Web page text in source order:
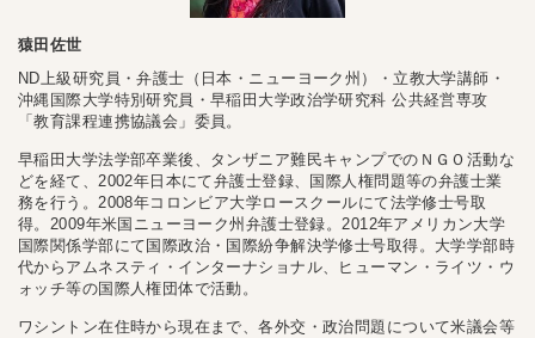
猿田佐世
ND上級研究員・弁護士（日本・ニューヨーク州）・立教大学講師・
沖縄国際大学特別研究員・早稲田大学政治学研究科 公共経営専攻
「教育課程連携協議会」委員。
早稲田大学法学部卒業後、タンザニア難民キャンプでのＮＧＯ活動な
どを経て、2002年日本にて弁護士登録、国際人権問題等の弁護士業
務を行う。2008年コロンビア大学ロースクールにて法学修士号取
得。2009年米国ニューヨーク州弁護士登録。2012年アメリカン大学
国際関係学部にて国際政治・国際紛争解決学修士号取得。大学学部時
代からアムネスティ・インターナショナル、ヒューマン・ライツ・ウ
ォッチ等の国際人権団体で活動。
ワシントン在住時から現在まで、各外交・政治問題について米議会等